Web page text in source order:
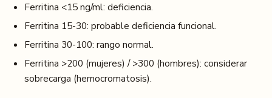
Ferritina <15 ng/ml: deficiencia.
Ferritina 15-30: probable deficiencia funcional.
Ferritina 30-100: rango normal.
Ferritina >200 (mujeres) / >300 (hombres): considerar
sobrecarga (hemocromatosis).